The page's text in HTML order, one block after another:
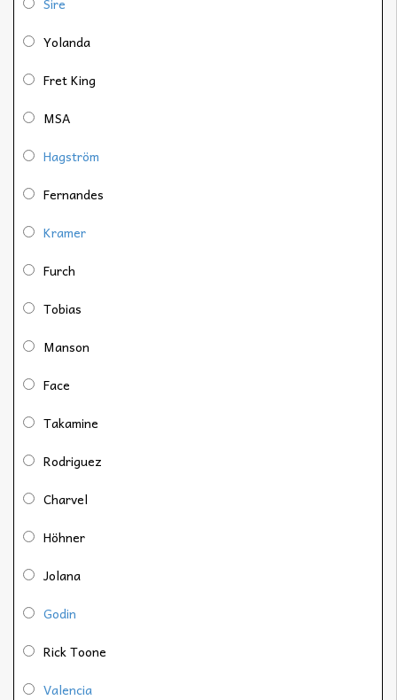
Yolanda
Fret King
MSA
Hagström
Fernandes
Kramer
Furch
Tobias
Manson
Face
Takamine
Rodriguez
Charvel
Höhner
Jolana
Godin
Rick Toone
Valencia